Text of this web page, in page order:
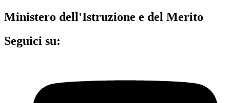
Ministero dell'Istruzione e del Merito
Seguici su: